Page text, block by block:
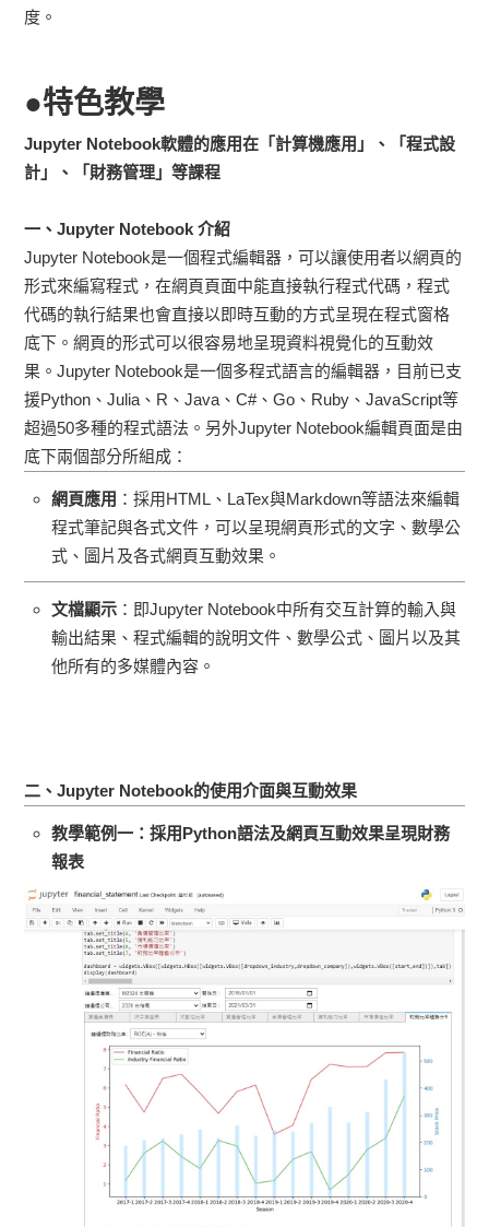
度。
●特色教學
Jupyter Notebook軟體的應用在「計算機應用」、「程式設
計」、「財務管理」等課程
一、Jupyter Notebook介紹
Jupyter Notebook是一個程式編輯器，可以讓使用者以網頁的
形式來編寫程式，在網頁頁面中能直接執行程式代碼，程式
代碼的執行結果也會直接以即時互動的方式呈現在程式窗格
底下。網頁的形式可以很容易地呈現資料視覺化的互動效
果。Jupyter Notebook是一個多程式語言的編輯器，目前已支
援Python、Julia、R、Java、C#、Go、Ruby、JavaScript等
超過50多種的程式語法。另外Jupyter Notebook編輯頁面是由
底下兩個部分所組成：
網頁應用 ：採用HTML、LaTex與Markdown等語法來編輯
程式筆記與各式文件，可以呈現網頁形式的文字、數學公
式、圖片及各式網頁互動效果。
文檔顯示：即Jupyter Notebook中所有交互計算的輸入與
輸出結果、程式編輯的說明文件、數學公式、圖片以及其
他所有的多媒體內容。
二、Jupyter Notebook的使用介面與互動效果
教學範例一：採用Python語法及網頁互動效果呈現財務
報表